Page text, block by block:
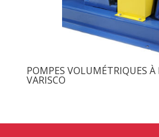
POMPES VOLUMÉTRIQUES À
VARISCO